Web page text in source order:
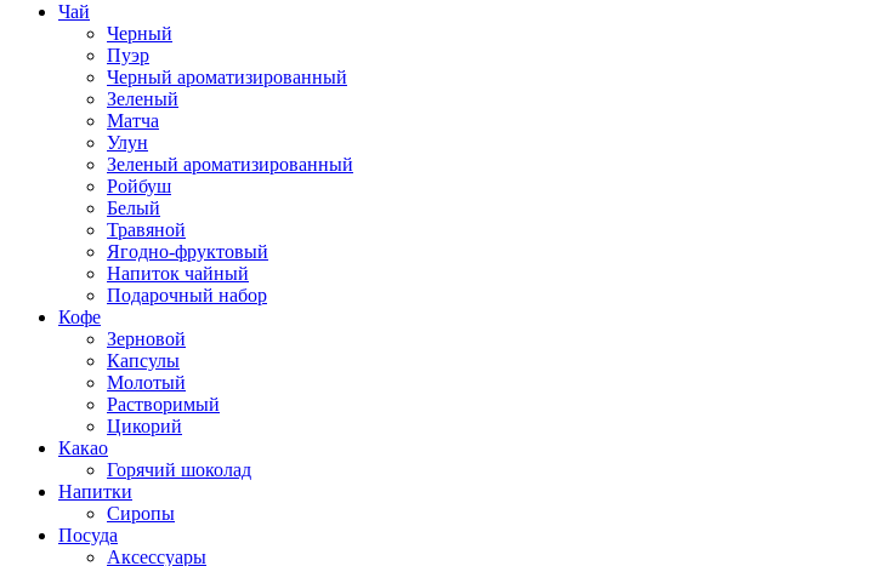
Чай
Черный
Пуэр
Черный ароматизированный
Зеленый
Матча
Улун
Зеленый ароматизированный
Ройбуш
Белый
Травяной
Ягодно-фруктовый
Напиток чайный
Подарочный набор
Кофе
Зерновой
Капсулы
Молотый
Растворимый
Цикорий
Какао
Горячий шоколад
Напитки
Сиропы
Посуда
Аксессуары